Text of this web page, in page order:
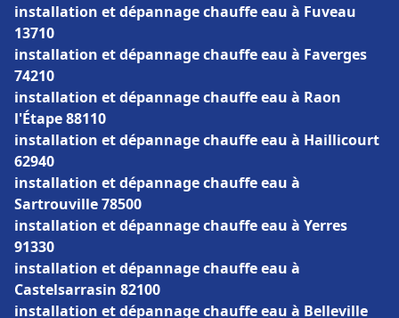
installation et dépannage chauffe eau à Fuveau
13710
installation et dépannage chauffe eau à Faverges
74210
installation et dépannage chauffe eau à Raon
l'Étape 88110
installation et dépannage chauffe eau à Haillicourt
62940
installation et dépannage chauffe eau à
Sartrouville 78500
installation et dépannage chauffe eau à Yerres
91330
installation et dépannage chauffe eau à
Castelsarrasin 82100
installation et dépannage chauffe eau à Belleville